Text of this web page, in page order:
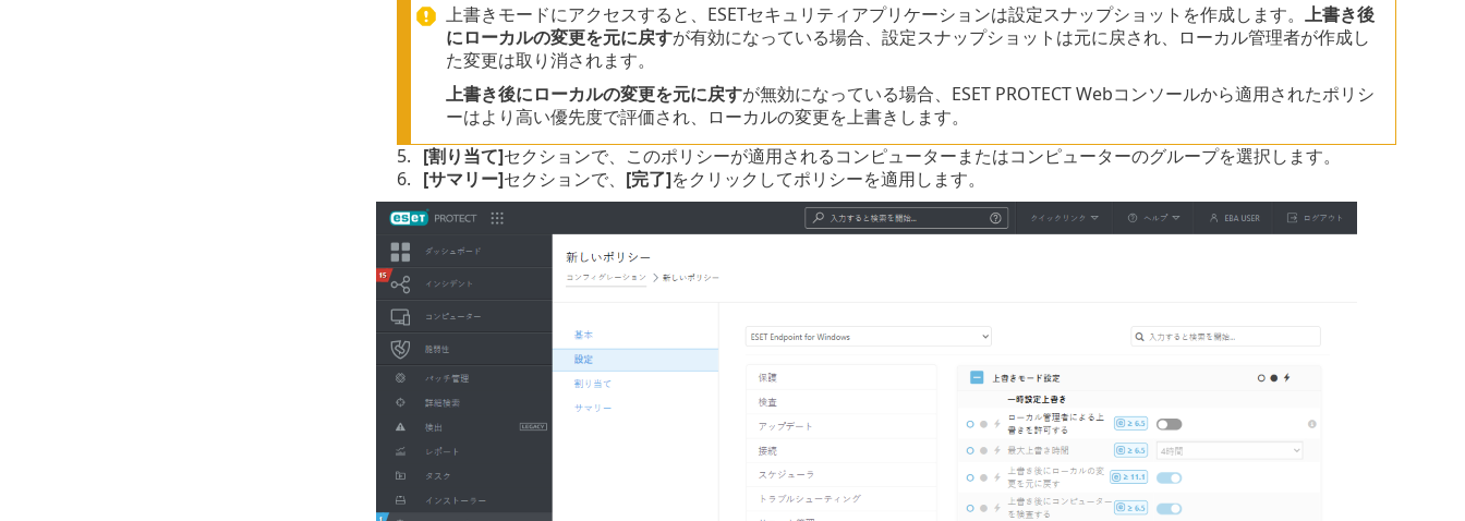
上書きモードにアクセスすると、ESETセキュリティアプリケーションは設定スナップショットを作成します。 上書き後
にローカルの変更を元に戻すが有効になっている場合、設定スナップショットは元に戻され、ローカル管理者が作成し
た変更は取り消されます。
上書き後にローカルの変更を元に戻すが無効になっている場合、ESET PROTECT Webコンソールから適用されたポリシ
ーはより高い優先度で評価され、ローカルの変更を上書きします。
5. [割り当て]セクションで、このポリシーが適用されるコンピューターまたはコンピューターのグループを選択します。
6. [サマリー]セクションで、 [完了]をクリックしてポリシーを適用します。